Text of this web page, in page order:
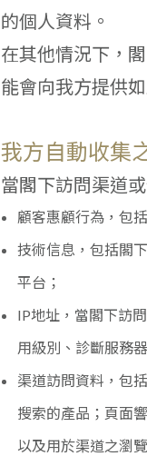
的個人資料。
在其他情況下，
能會向我方提供
我方自動收集
當閣下訪問渠道
顧客惠顧行為，包
技術信息，包括閣
平台；
IP地址，當閣下訪
用級別、診斷服務
渠道訪問資料，包
搜索的產品；頁面
以及用於渠道之瀏